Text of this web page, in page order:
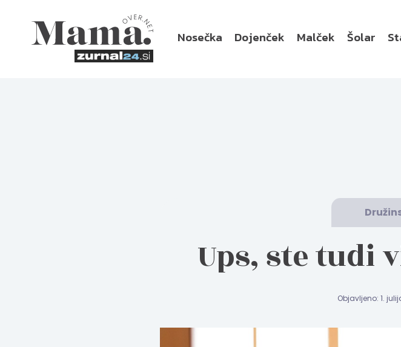
Nosečka Dojenček Malček Šolar
Ups, ste tudi
Objavljeno: 1.